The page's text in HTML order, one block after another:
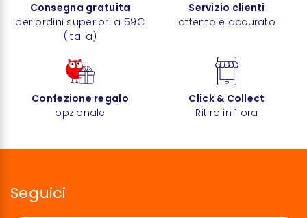
Consegna gratuita
per ordini superiori a 59€
(Italia)
Servizio clienti
attento e accurato
Confezione regalo
opzionale
Click & Collect
Ritiro in 1 ora
Seguici